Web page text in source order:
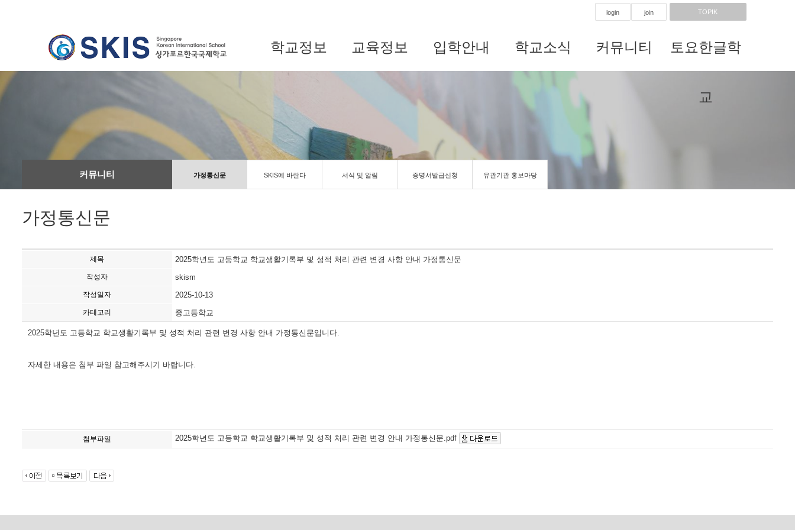
login join TOPIK
학교정보 교육정보 입학안내 학교소식 커뮤니티 토요한글학
교
커뮤니티 가정통신문 SKIS에 바란다 서식 및 알림 증명서발급신청 유관기관 홍보마당
가정통신문
제목 2025학년도 고등학교 학교생활기록부 및 성적 처리 관련 변경 사항 안내 가정통신문
작성자 skism
작성일자 2025-10-13
카테고리 중고등학교
2025학년도 고등학교 학교생활기록부 및 성적 처리 관련 변경 사항 안내 가정통신문입니다.
자세한 내용은 첨부 파일 참고해주시기 바랍니다.
첨부파일 2025학년도 고등학교 학교생활기록부 및 성적 처리 관련 변경 안내 가정통신문.pdf